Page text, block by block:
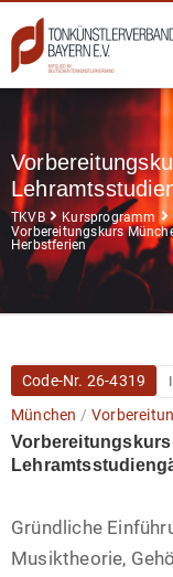
TKVB Kursprogramm
Vorbereitungskurs
Herbstferien
Code-Nr. 26-4319
München /
Gründliche
Musiktheorie,